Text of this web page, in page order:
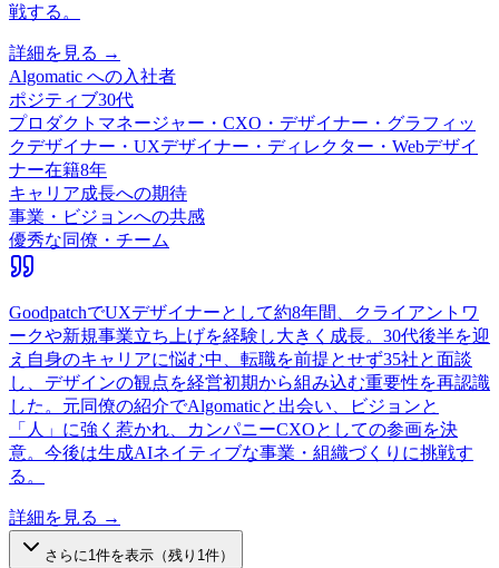
戦する。
詳細を見る →
Algomatic への入社者
ポジティブ30代
プロダクトマネージャー・CXO・デザイナー・グラフィッ
クデザイナー・UXデザイナー・ディレクター・Webデザイ
ナー在籍8年
キャリア成長への期待
事業・ビジョンへの共感
優秀な同僚・チーム
GoodpatchでUXデザイナーとして約8年間、クライアントワ
ークや新規事業立ち上げを経験し大きく成長。30代後半を迎
え自身のキャリアに悩む中、転職を前提とせず35社と面談
し、デザインの観点を経営初期から組み込む重要性を再認識
した。元同僚の紹介でAlgomaticと出会い、ビジョンと
「人」に強く惹かれ、カンパニーCXOとしての参画を決
意。今後は生成AIネイティブな事業・組織づくりに挑戦す
る。
詳細を見る →
さらに1件を表示（残り 1件）